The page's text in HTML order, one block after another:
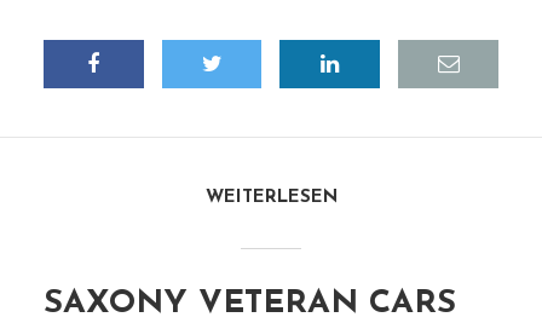
WEITERLESEN
SAXONY VETERAN CARS